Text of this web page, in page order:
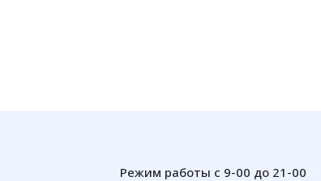
Режим работы с 9-00 до 21-00